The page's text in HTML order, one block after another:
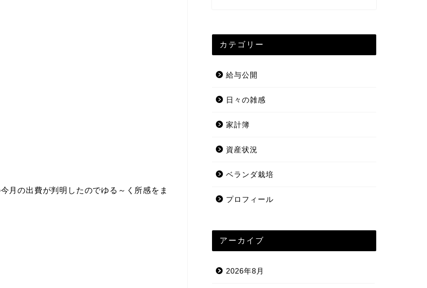
月の出費が判明したのでゆる～く所感をま
カテゴリー
給与公開
日々の雑感
家計簿
資産状況
ベランダ栽培
プロフィール
アーカイブ
2026年8月